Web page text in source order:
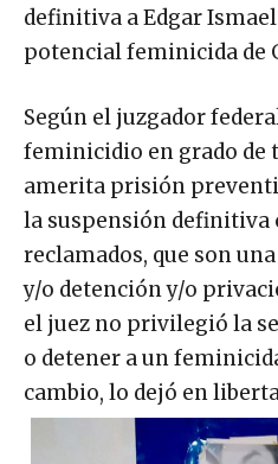
definitiva a Edgar
potencial feminicida de
Según el juzgador
feminicidio en grado de
amerita prisión
la suspensión definitiva
reclamados, que son
y/o detención y/o
el juez no privilegió la
o detener a un
cambio, lo dejó en